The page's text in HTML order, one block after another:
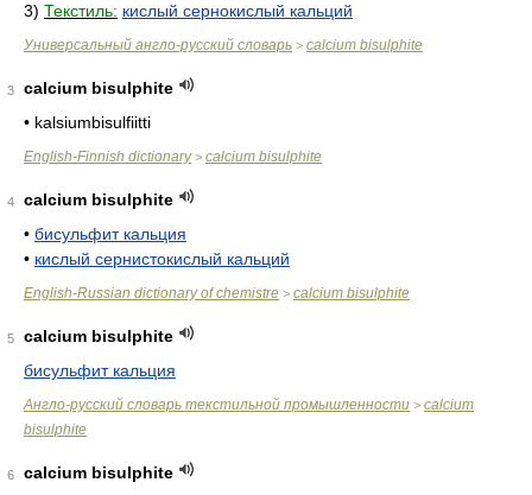
3) Текстиль: кислый сернокислый кальций
Универсальный англо-русский словарь > calcium bisulphite
3
calcium bisulphite
• kalsiumbisulfiitti
English-Finnish dictionary> calcium bisulphite
4
calcium bisulphite
• бисульфит кальция
• кислый сернистокислый кальций
English-Russian dictionary of chemistre > calcium bisulphite
5
calcium bisulphite
бисульфит кальция
Англо-русский словарь текстильной промышленности > calcium
bisulphite
6
calcium bisulphite